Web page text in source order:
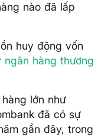
nào đã lấp
huy động vốn
ngân hàng thương
lớn như
đã có sự
gần đây, trong